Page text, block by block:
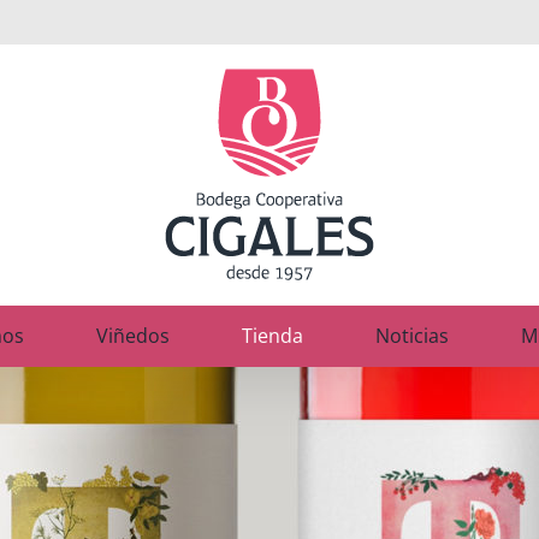
Viñedos Tienda Noticias